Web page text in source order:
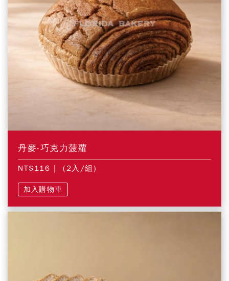
丹麥-巧克力菠蘿
NT$116 | (2入/組)
加入購物車